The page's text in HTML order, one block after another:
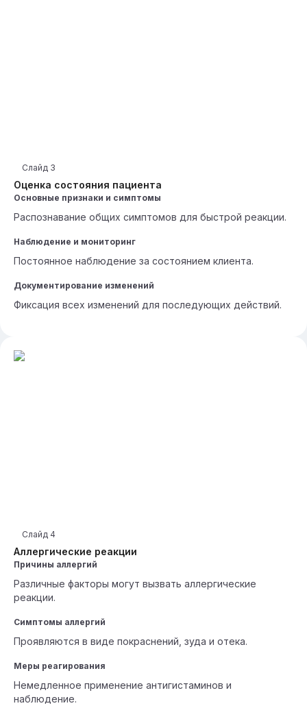
Оценка состояния пациента
Слайд 3
Основные признаки и симптомы
Распознавание общих симптомов для быстрой реакции.
Наблюдение и мониторинг
Постоянное наблюдение за состоянием клиента.
Документирование изменений
Фиксация всех изменений для последующих действий.
Аллергические реакции
Слайд 4
Причины аллергий
Различные факторы могут вызвать аллергические
реакции.
Симптомы аллергий
Проявляются в виде покраснений, зуда и отека.
Меры реагирования
Немедленное применение антигистаминов и
наблюдение.